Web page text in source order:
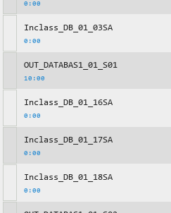
0:00
Inclass_DB_01_03SA
0:00
OUT_DATABAS1_01_S01
10:00
Inclass_DB_01_16SA
0:00
Inclass_DB_01_17SA
0:00
Inclass_DB_01_18SA
0:00